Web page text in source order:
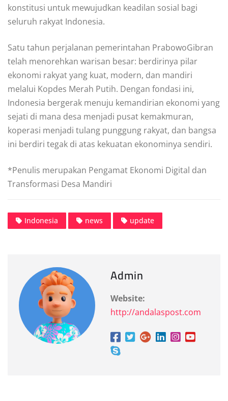
konstitusi untuk mewujudkan keadilan sosial bagi
seluruh rakyat Indonesia.
Satu tahun perjalanan pemerintahan PrabowoGibran
telah menorehkan warisan besar: berdirinya pilar
ekonomi rakyat yang kuat, modern, dan mandiri
melalui Kopdes Merah Putih. Dengan fondasi ini,
Indonesia bergerak menuju kemandirian ekonomi yang
sejati di mana desa menjadi pusat kemakmuran,
koperasi menjadi tulang punggung rakyat, dan bangsa
ini berdiri tegak di atas kekuatan ekonominya sendiri.
*Penulis merupakan Pengamat Ekonomi Digital dan
Transformasi Desa Mandiri
Indonesia news update
Admin
Website:
http://andalaspost.com